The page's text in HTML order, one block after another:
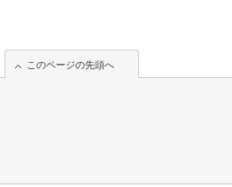
このページの先頭へ
このページの先頭へ